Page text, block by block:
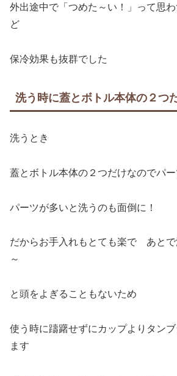
外出途中で「つめた～い！」って思
ど
保冷効果も抜群でした
洗う時に蓋とボトル本体の２つ
洗うとき
蓋とボトル本体の２つだけなのでパ
パーツが多いと洗うのも面倒に！
だからお手入れもとても楽で あとで
～
と頭をよぎることもないため
使う時に躊躇せずにカップよりタン
ます